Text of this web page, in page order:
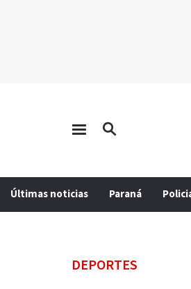
Últimas noticias Paraná
DEPORTES